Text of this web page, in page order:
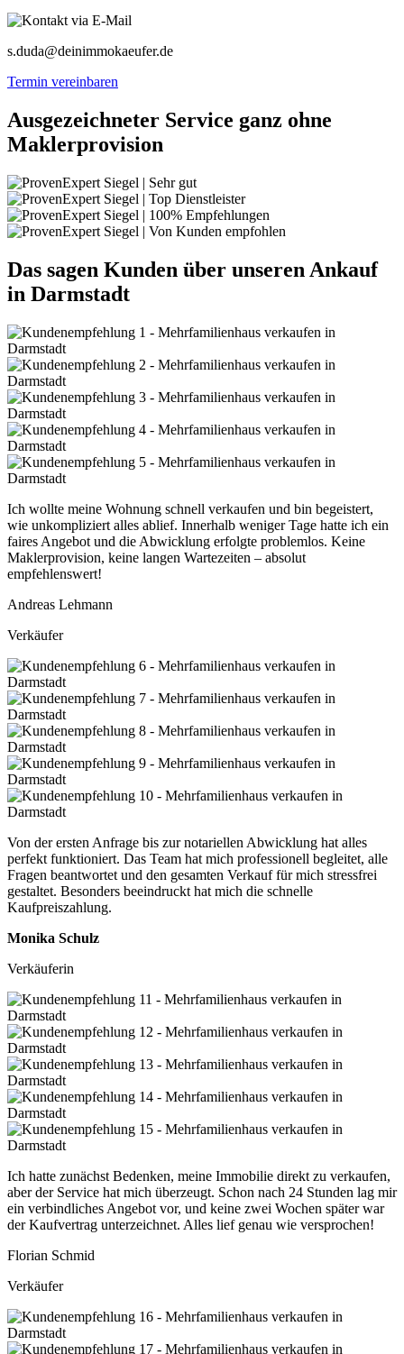
s.duda@deinimmokaeufer.de
Termin vereinbaren
Ausgezeichneter Service ganz ohne
Maklerprovision
Das sagen Kunden über unseren Ankauf
in Darmstadt
Ich wollte meine Wohnung schnell verkaufen und bin begeistert,
wie unkompliziert alles ablief. Innerhalb weniger Tage hatte ich ein
faires Angebot und die Abwicklung erfolgte problemlos. Keine
Maklerprovision, keine langen Wartezeiten – absolut
empfehlenswert!
Andreas Lehmann
Verkäufer
Von der ersten Anfrage bis zur notariellen Abwicklung hat alles
perfekt funktioniert. Das Team hat mich professionell begleitet, alle
Fragen beantwortet und den gesamten Verkauf für mich stressfrei
gestaltet. Besonders beeindruckt hat mich die schnelle
Kaufpreiszahlung.
Monika Schulz
Verkäuferin
Ich hatte zunächst Bedenken, meine Immobilie direkt zu verkaufen,
aber der Service hat mich überzeugt. Schon nach 24 Stunden lag mir
ein verbindliches Angebot vor, und keine zwei Wochen später war
der Kaufvertrag unterzeichnet. Alles lief genau wie versprochen!
Florian Schmid
Verkäufer